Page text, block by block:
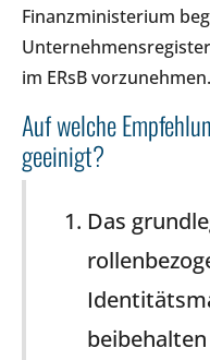
Finanzministerium
im ERsB vorzunehmen.
Auf welche
geeinigt?
Das